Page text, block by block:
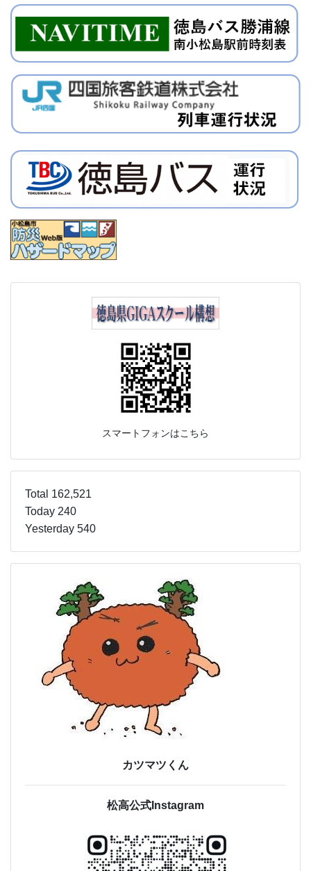
スマートフォンはこちら
Total 162,521
Today 240
Yesterday 540
カツマツくん
松高公式Instagram